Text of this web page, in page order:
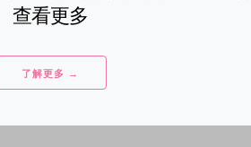
查看更多
了解更多 →